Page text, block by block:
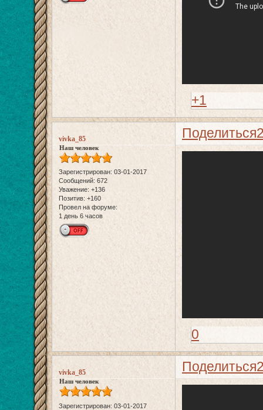
+1
Поделиться
vivka_85
Наш человек
Зарегистрирован: 03-01-2017
Сообщений: 672
Уважение: +136
Позитив: +160
Провел на форуме:
1 день 6 часов
0
Поделиться
vivka_85
Наш человек
Зарегистрирован: 03-01-2017